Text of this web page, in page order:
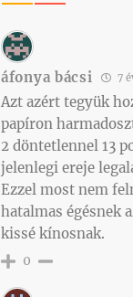
áfonya bácsi 7
Azt azért tegyük
papíron
2 döntetlennel 13
jelenlegi ereje
Ezzel most nem
hatalmas égésnek
kissé kínosnak.
0